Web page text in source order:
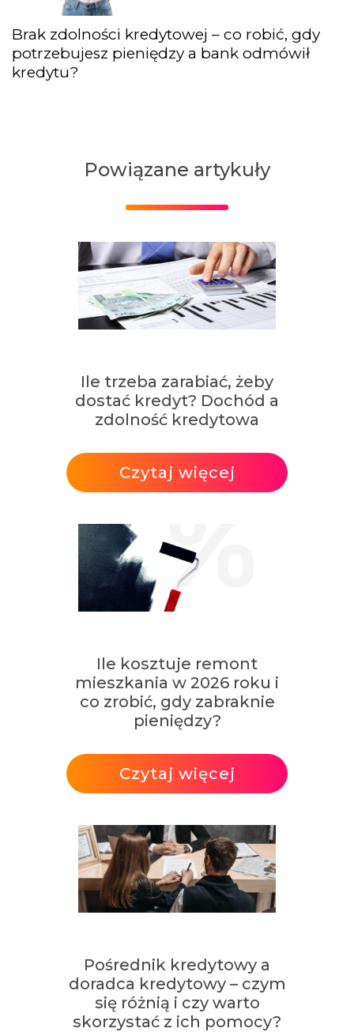
Brak zdolności kredytowej – co robić, gdy
potrzebujesz pieniędzy a bank odmówił
kredytu?
Powiązane artykuły
Ile trzeba zarabiać, żeby
dostać kredyt? Dochód a
zdolność kredytowa
Czytaj więcej
Ile kosztuje remont
mieszkania w 2026 roku i
co zrobić, gdy zabraknie
pieniędzy?
Czytaj więcej
Pośrednik kredytowy a
doradca kredytowy – czym
się różnią i czy warto
skorzystać z ich pomocy?